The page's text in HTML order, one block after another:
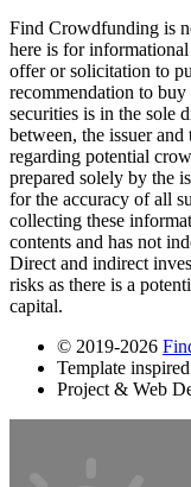
Find Crowdfunding is
here is for
offer or solicitation to
recommendation to
securities is in the sole
between, the issuer
regarding potential
prepared solely by the
for the accuracy of all
collecting these
contents and has not
Direct and indirect
risks as there is a
capital.
© 2019-2026
Template
Project & Web